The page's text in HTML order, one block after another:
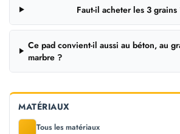
Faut-il acheter les 3 grains
Ce pad convient-il aussi au béton, au
marbre ?
MATÉRIAUX
Tous les matériaux